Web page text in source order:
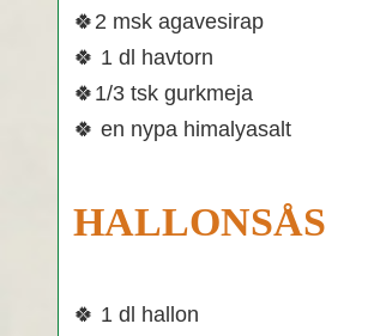
🍀2 msk agavesirap
🍀 1 dl havtorn
🍀1/3 tsk gurkmeja
🍀 en nypa himalyasalt
HALLONSÅS
🍀 1 dl hallon